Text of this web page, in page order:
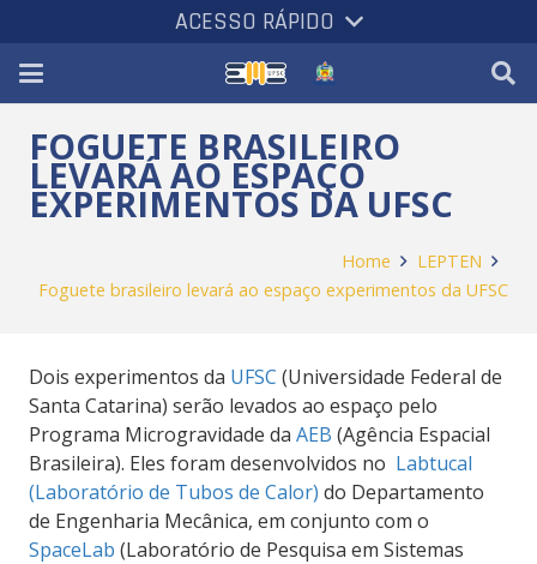
ACESSO RÁPIDO
FOGUETE BRASILEIRO
LEVARÁ AO ESPAÇO
EXPERIMENTOS DA UFSC
Home
LEPTEN
Foguete brasileiro levará ao espaço experimentos da UFSC
Dois experimentos da UFSC (Universidade Federal de
Santa Catarina) serão levados ao espaço pelo
Programa Microgravidade da AEB (Agência Espacial
Brasileira). Eles foram desenvolvidos no Labtucal
(Laboratório de Tubos de Calor) do Departamento
de Engenharia Mecânica, em conjunto com o
SpaceLab (Laboratório de Pesquisa em Sistemas